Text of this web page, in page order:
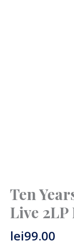
Ten
Live
lei99.00